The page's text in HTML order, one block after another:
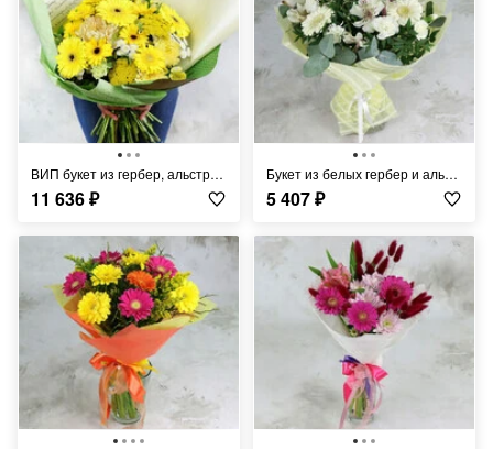
ВИП букет из гербер, альстромерий, хризантем и ахилей
11 636₽
Букет из белых гербер и альстромерий в упаковке
5 407₽